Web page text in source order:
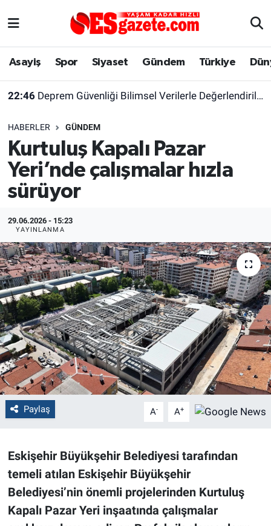
Asayiş Spor Siyaset Gündem Türkiye
22:46 Deprem Güvenliği Bilimsel Verilerle Değerlendirilmeli
HABERLER GÜNDEM
Kurtuluş Kapalı Pazar
Yeri’nde çalışmalar hızla
sürüyor
29.06.2026 - 15:23
YAYINLANMA
Paylaş A- A+
Eskişehir Büyükşehir Belediyesi tarafından
temeli atılan Eskişehir Büyükşehir
Belediyesi’nin önemli projelerinden Kurtuluş
Kapalı Pazar Yeri inşaatında çalışmalar
Asayiş
Gündem
Türkiye
Dünya
Sağlık
Alış-Veriş/İş dünyası
Yaşam
Eskişehirspor Arşivi
Eskişehir Arşivi
Röportaj
Ekonomi
Kültür Sanat
Politika
Bilecik
Kütahya
Gezi
Genel
Yerel
Magazin
Eskişehir Nöbetçi Eczaneler
Süper Lig Puan Durumu ve Fikstür
Tüm Manşetler
Son Dakika Haberleri
Haber Arşivi